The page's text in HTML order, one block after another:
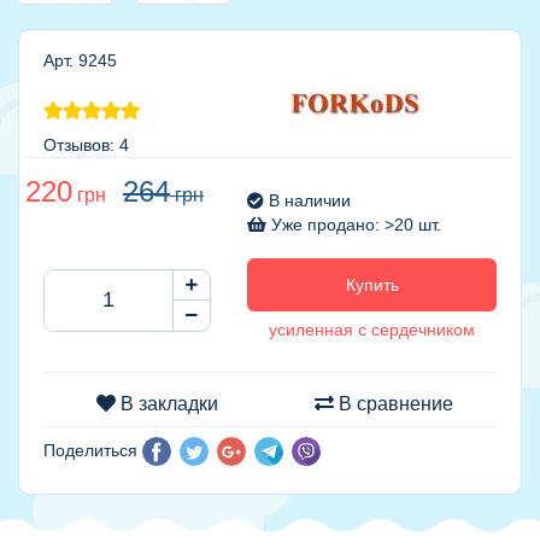
Арт. 9245
Отзывов: 4
220 грн 264грн
В наличии
Уже продано: >20 шт.
Купить
усиленная с сердечником
В закладки В сравнение
Поделиться